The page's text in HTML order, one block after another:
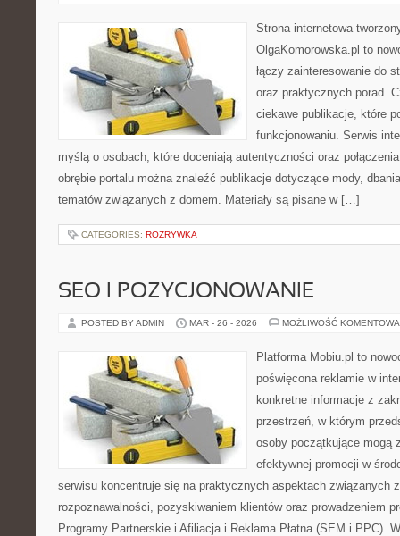
Strona internetowa
OlgaKomorowska.pl to
łączy zainteresowanie do
oraz praktycznych porad.
ciekawe publikacje, które
funkcjonowaniu. Serwis
myślą o osobach, które doceniają autentyczności oraz
obrębie portalu można znaleźć publikacje dotyczące mody,
tematów związanych z domem. Materiały są pisane w […]
CATEGORIES: ROZRYWKA
SEO I POZYCJONOWANIE
POSTED BY ADMIN MAR - 26 - 2026 MOŻLIWOŚĆ
Platforma Mobiu.pl to
poświęcona reklamie w
konkretne informacje z
przestrzeń, w którym
osoby początkujące mogą
efektywnej promocji w
serwisu koncentruje się na praktycznych aspektach związanych
rozpoznawalności, pozyskiwaniem klientów oraz prowadzeniem
Programy Partnerskie i Afiliacja i Reklama Płatna (SEM i PPC).